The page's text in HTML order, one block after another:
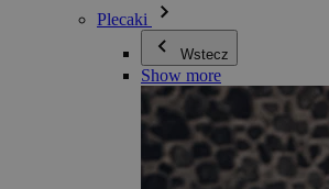
Plecaki
Wstecz
Show more